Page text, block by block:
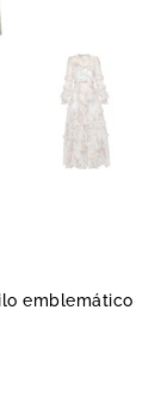
emblemático